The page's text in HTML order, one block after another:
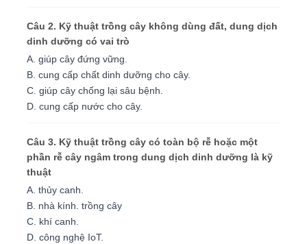
Câu 2. Kỹ thuật trồng cây không dùng đất, dung dịch
dinh dưỡng có vai trò
A. giúp cây đứng vững.
B. cung cấp chất dinh dưỡng cho cây.
C. giúp cây chống lại sâu bệnh.
D. cung cấp nước cho cây.
Câu 3. Kỹ thuật trồng cây có toàn bộ rễ hoặc một
phần rễ cây ngâm trong dung dịch dinh dưỡng là kỹ
thuật
A. thủy canh.
B. nhà kính. trồng cây
C. khí canh.
D. công nghệ IoT.